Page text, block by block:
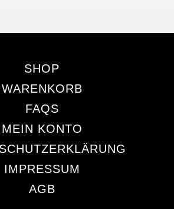
SHOP
WARENKORB
FAQS
MEIN KONTO
IMPRESSUM
AGB